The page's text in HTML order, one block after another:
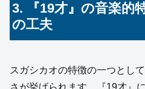
3. 『19才』の音楽的
の工夫
スガシカオの特徴の一つとし
さが挙げられます。『19才』